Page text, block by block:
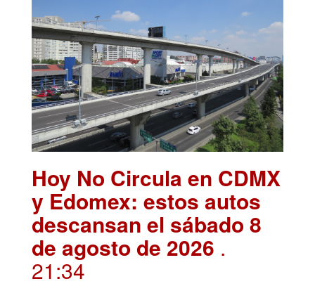
Hoy No Circula en CDMX
y Edomex: estos autos
descansan el sábado 8
de agosto de 2026 .
21:34